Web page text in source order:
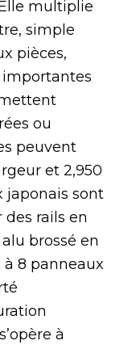
multiplie
simple
pièces,
ou
peuvent
et 2,950
japonais sont
rails en
brossé en
à 8 panneaux
à